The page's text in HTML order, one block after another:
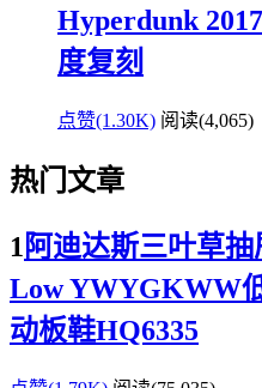
Hyperdunk
度复刻
点赞(1.30K) 阅读(4,065)
热门文章
1 阿迪达斯三叶草
Low YWYGKWW
动板鞋HQ6335